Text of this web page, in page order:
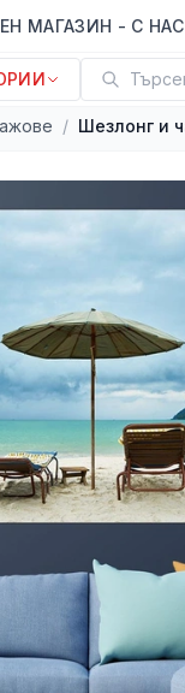
МАГАЗИН - С
/ Шезлонг и